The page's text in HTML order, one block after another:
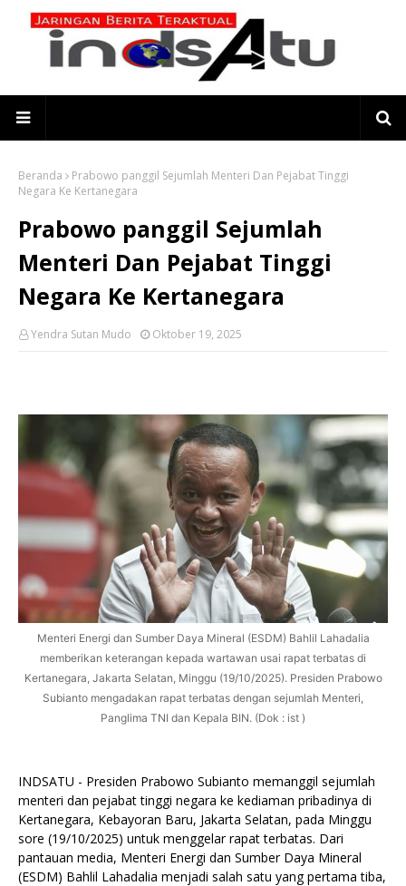
Beranda
Prabowo panggil Sejumlah Menteri Dan Pejabat Tinggi
Negara Ke Kertanegara
Prabowo panggil Sejumlah
Menteri Dan Pejabat Tinggi
Negara Ke Kertanegara
Yendra Sutan Mudo Oktober 19, 2025
Menteri Energi dan Sumber Daya Mineral (ESDM) Bahlil Lahadalia
memberikan keterangan kepada wartawan usai rapat terbatas di
Kertanegara, Jakarta Selatan, Minggu (19/10/2025). Presiden Prabowo
Subianto mengadakan rapat terbatas dengan sejumlah Menteri,
Panglima TNI dan Kepala BIN. (Dok : ist )
INDSATU - Presiden Prabowo Subianto memanggil sejumlah
menteri dan pejabat tinggi negara ke kediaman pribadinya di
Kertanegara, Kebayoran Baru, Jakarta Selatan, pada Minggu
sore (19/10/2025) untuk menggelar rapat terbatas. Dari
pantauan media, Menteri Energi dan Sumber Daya Mineral
(ESDM) Bahlil Lahadalia menjadi salah satu yang pertama tiba,